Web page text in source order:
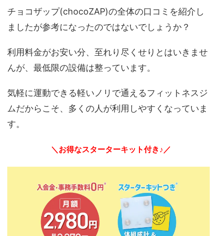
チョコザップ(chocoZAP)の全体の口コミを紹介し
ましたが参考になったのではないでしょうか？
利用料金がお安い分、至れり尽くせりとはいきませ
んが、最低限の設備は整っています。
気軽に運動できる軽いノリで通えるフィットネスジ
ムだからこそ、多くの人が利用しやすくなっていま
す。
＼お得なスターターキット付き♪／